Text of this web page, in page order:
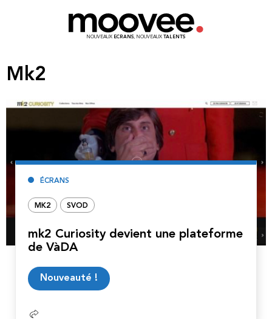
NOUVEAUX ECRANS, NOUVEAUX TALENTS
Mk2
ÉCRANS
MK2 SVOD
mk2 Curiosity devient une plateforme
de VàDA
Nouveauté !